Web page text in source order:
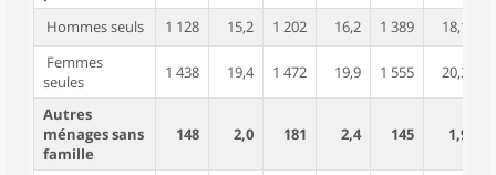
Hommes seuls 1 128 15,2 1 202 16,2 1 389 18,1
Femmes
seules
1 438 19,4 1 472 19,9 1 555 20,3
Autres
ménages sans
famille
148 2,0 181 2,4 145 1,9